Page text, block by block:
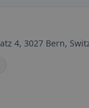
4, 3027 Bern,